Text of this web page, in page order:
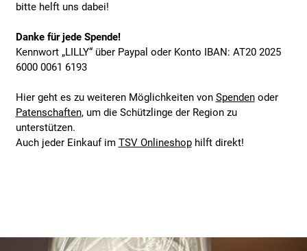
bitte helft uns dabei!
Danke für jede Spende!
Kennwort „LILLY“ über Paypal oder Konto IBAN: AT20 2025
6000 0061 6193
Hier geht es zu weiteren Möglichkeiten von Spendenoder
Patenschaften, um die Schützlinge der Region zu
unterstützen.
Auch jeder Einkauf im TSV Onlineshophilft direkt!